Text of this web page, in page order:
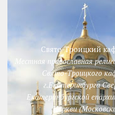
Свято-Троицкий
Местная православная
Свято-Троицкого
г.Екатеринбурга
Екатеринбургской
Церкви